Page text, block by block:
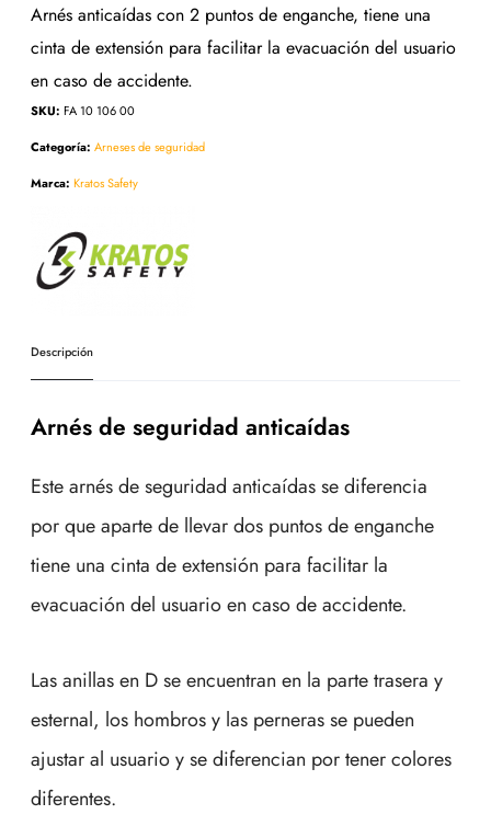
Arnés anticaídas con 2 puntos de enganche, tiene una
cinta de extensión para facilitar la evacuación del usuario
en caso de accidente.
SKU: FA 10 106 00
Categoría: Arneses de seguridad
Marca: Kratos Safety
Descripción
Arnés de seguridad anticaídas
Este arnés de seguridad anticaídas se diferencia
por que aparte de llevar dos puntos de enganche
tiene una cinta de extensión para facilitar la
evacuación del usuario en caso de accidente.
Las anillas en D se encuentran en la parte trasera y
esternal, los hombros y las perneras se pueden
ajustar al usuario y se diferencian por tener colores
diferentes.